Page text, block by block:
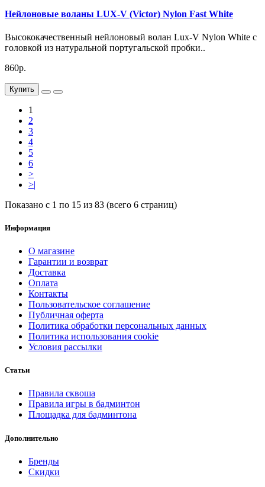
Нейлоновые воланы LUX-V (Victor) Nylon Fast White
Высококачественный нейлоновый волан Lux-V Nylon White с
головкой из натуральной португальской пробки..
860р.
Купить
1
2
3
4
5
6
>
>|
Показано с 1 по 15 из 83 (всего 6 страниц)
Информация
О магазине
Гарантии и возврат
Доставка
Оплата
Контакты
Пользовательское соглашение
Публичная оферта
Политика обработки персональных данных
Политика использования cookie
Условия рассылки
Статьи
Правила сквоша
Правила игры в бадминтон
Площадка для бадминтона
Дополнительно
Бренды
Скидки